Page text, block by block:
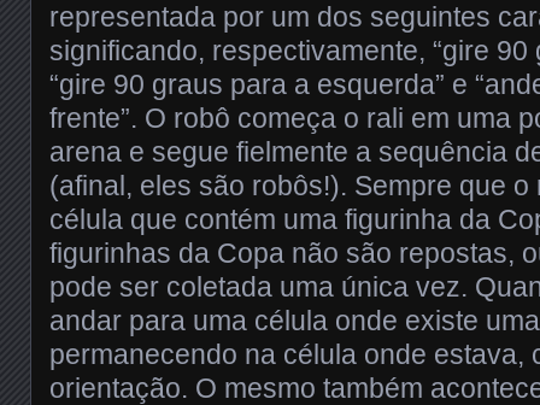
representada por um dos seguintes
significando, respectivamente, “gire 90
“gire 90 graus para a esquerda” e
frente”. O robô começa o rali em uma
arena e segue fielmente a sequência
(afinal, eles são robôs!). Sempre que
célula que contém uma figurinha da
figurinhas da Copa não são repostas,
pode ser coletada uma única vez.
andar para uma célula onde existe
permanecendo na célula onde estava,
orientação. O mesmo também